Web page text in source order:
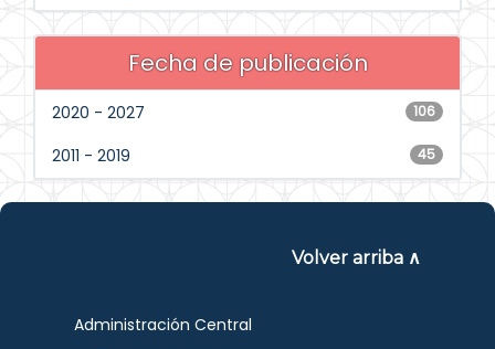
Fecha de publicación
106
2020 - 2027
45
2011 - 2019
Volver arriba ∧
Administración Central